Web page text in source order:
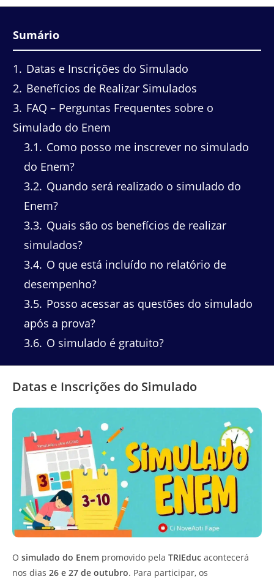
Sumário
1
Datas e Inscrições do Simulado
2 Benefícios de Realizar Simulados
3 FAQ – Perguntas Frequentes sobre o
Simulado do Enem
3.1
Como posso me inscrever no simulado
do Enem?
3.2 Quando será realizado o simulado do
Enem?
3.3 Quais são os benefícios de realizar
simulados?
3.4 O que está incluído no relatório de
desempenho?
3.5 Posso acessar as questões do simulado
após a prova?
3.6 O simulado é gratuito?
Datas e Inscrições do Simulado
O simulado do Enem promovido pela TRIEduc acontecerá
nos dias 26 e 27 de outubro. Para participar, os